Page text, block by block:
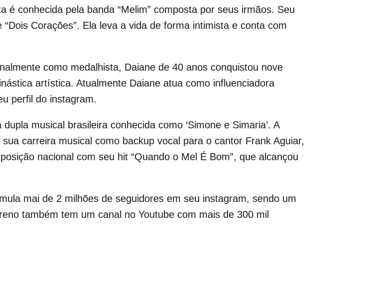
é conhecida pela banda “Melim” composta por seus irmãos. Seu
Corações”. Ela leva a vida de forma intimista e conta com
como medalhista, Daiane de 40 anos conquistou nove
artística. Atualmente Daiane atua como influenciadora
perfil do instagram.
musical brasileira conhecida como ‘Simone e Simaria’. A
carreira musical como backup vocal para o cantor Frank Aguiar,
nacional com seu hit “Quando o Mel É Bom”, que alcançou
mai de 2 milhões de seguidores em seu instagram, sendo um
também tem um canal no Youtube com mais de 300 mil